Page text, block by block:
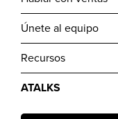
Únete al equipo
Recursos
ATALKS